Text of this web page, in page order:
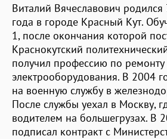
Виталий Вячеславович родился
года в городе Красный Кут.
1, после окончания которой
Краснокутский
получил профессию по
электрооборудования. В 2004
на военную службу в
После службы уехал в Москву,
водителем на большегрузах. В
подписал контракт с